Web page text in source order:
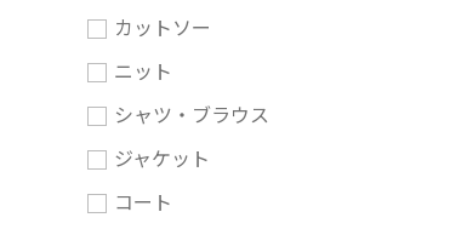
カットソー
ニット
シャツ・ブラウス
ジャケット
コート